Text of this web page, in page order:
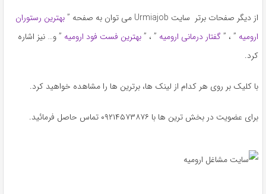
از دیگر صفحات برتر سایت Urmiajob می توان به صفحه ”
بهترین رستوران
ارومیه ” ، ”گفتار درمانی ارومیه ” ، ”بهترین فست فود ارومیه ” و… نیز اشاره
کرد.
با کلیک بر روی هر کدام از لینک ها، برترین ها را مشاهده خواهید کرد.
برای عضویت در بخش ترین ها با ۰۹۲۱۴۵۷۳۸۷۶ تماس حاصل فرمائید.